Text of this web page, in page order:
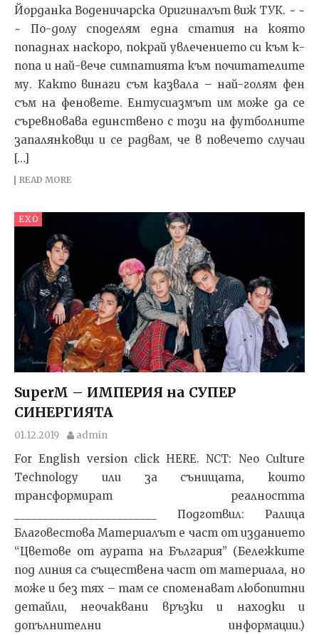
Йорданка Воденичарска Оригиналът виж ТУК. ~ ~
~ По-долу споделям една статия на която
попаднах наскоро, покрай увлечението си към к-
попа и най-вече симпатията към почитателите
му. Както винаги съм казвала – най-голям фен
съм на феновете. Ентусиазмът им може да се
съревновава единствено с този на футболните
запалянковци и се радвам, че в повечето случаи
[…]
READ MORE
EXO
SuperM – ИМПЕРИЯ на СУПЕР
СИНЕРГИЯТА
01.12.2019 admin
For English version click HERE. NCT: Neo Culture
Technology или за сънищата, които
трансформират реалността
_________________________ Подготвил: Ралица
Благовестова Материалът е част от изданието
“Цветове от аурата на България” (Бележките
под линия са съществена част от материала, но
може и без тях – там се споменават любопитни
детайли, неочаквани връзки и находки и
допълнителни информации.)